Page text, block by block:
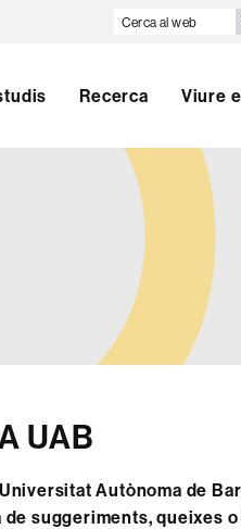
Cerca
Recerca Viure
UAB
Autònoma de
suggeriments, queixes